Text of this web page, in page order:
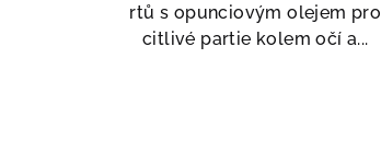
rtů s opunciovým olejem pro
citlivé partie kolem očí a...